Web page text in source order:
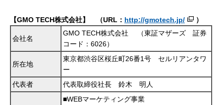
【GMO TECH株式会社】 （URL ： http://gmotech.jp/ ）
会社名
GMO TECH株式会社 （東証マザーズ 証券
コード：6026）
所在地
東京都渋谷区桜丘町26番1号 セルリアンタワ
ー
代表者
代表取締役社長 鈴木 明人
■WEBマーケティング事業